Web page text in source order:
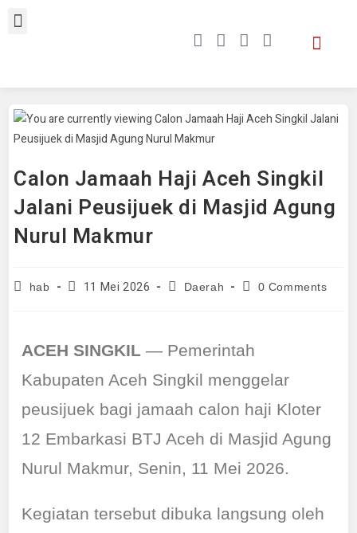
Calon Jamaah Haji Aceh Singkil
Jalani Peusijuek di Masjid Agung
Nurul Makmur
hab 11 Mei 2026 Daerah 0 Comments
ACEH SINGKIL — Pemerintah
Kabupaten Aceh Singkil menggelar
peusijuek bagi jamaah calon haji Kloter
12 Embarkasi BTJ Aceh di Masjid Agung
Nurul Makmur, Senin, 11 Mei 2026.
Kegiatan tersebut dibuka langsung oleh